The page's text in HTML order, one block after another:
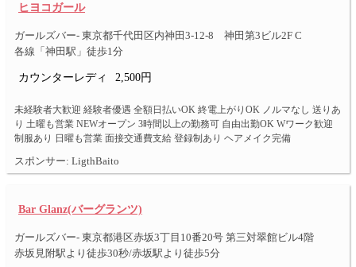
ヒヨコガール
ガールズバー- 東京都千代田区内神田3-12-8 神田第3ビル2F C
各線「神田駅」徒歩1分
カウンターレディ 2,500円
未経験者大歓迎 経験者優遇 全額日払いOK 終電上がりOK ノルマなし 送りあ
り 土曜も営業 NEWオープン 3時間以上の勤務可 自由出勤OK Wワーク歓迎
制服あり 日曜も営業 面接交通費支給 登録制あり ヘアメイク完備
スポンサー: LigthBaito
Bar Glanz(バーグランツ)
ガールズバー- 東京都港区赤坂3丁目10番20号 第三対翠館ビル4階
赤坂見附駅より徒歩30秒/赤坂駅より徒歩5分